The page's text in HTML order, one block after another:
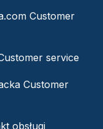
Customer
service
Customer
obsługi